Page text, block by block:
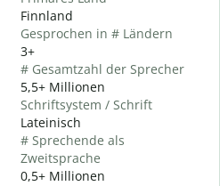
Finnland
Gesprochen in # Ländern
3+
# Gesamtzahl der Sprecher
5,5+ Millionen
Schriftsystem / Schrift
Lateinisch
# Sprechende als
Zweitsprache
0,5+ Millionen